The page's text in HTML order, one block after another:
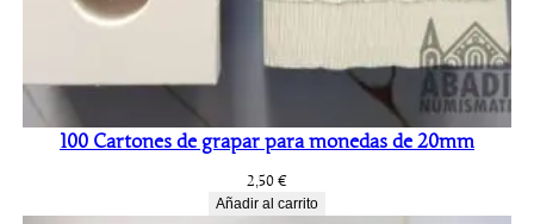
100 Cartones de grapar para monedas de 20mm
2,50 €
Añadir al carrito